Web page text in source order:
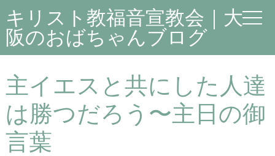
キリスト教福音宣教会｜大
阪のおばちゃんブログ
主イエスと共にした人達
は勝つだろう〜主日の御
言葉